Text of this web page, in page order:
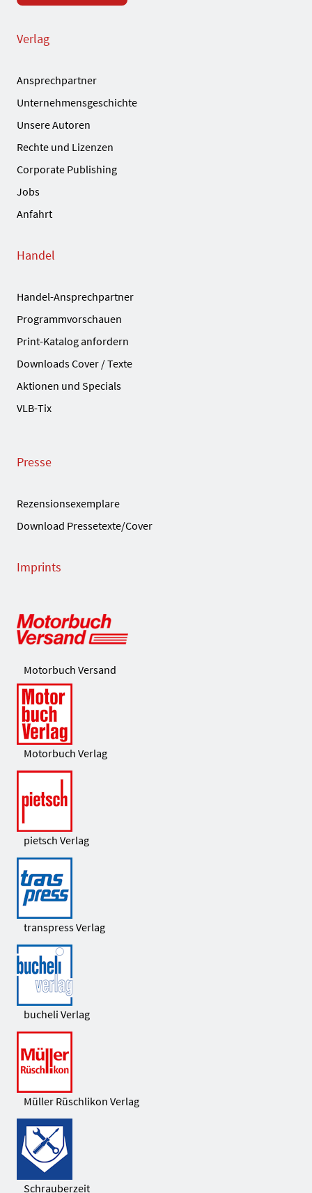
Verlag
Ansprechpartner
Unternehmensgeschichte
Unsere Autoren
Rechte und Lizenzen
Corporate Publishing
Jobs
Anfahrt
Handel
Handel-Ansprechpartner
Programmvorschauen
Print-Katalog anfordern
Downloads Cover / Texte
Aktionen und Specials
VLB-Tix
Presse
Rezensionsexemplare
Download Pressetexte/Cover
Imprints
Motorbuch Versand
Motorbuch Verlag
pietsch Verlag
transpress Verlag
bucheli Verlag
Müller Rüschlikon Verlag
Schrauberzeit